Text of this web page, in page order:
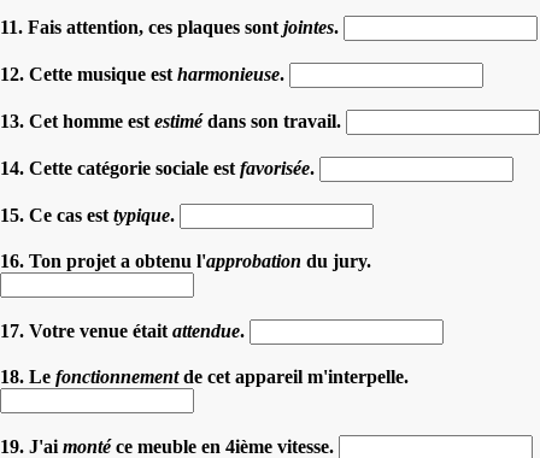
11. Fais attention, ces plaques sont jointes.
12. Cette musique est harmonieuse.
13. Cet homme est estimédans son travail.
14. Cette catégorie sociale est favorisée.
15. Ce cas est typique.
16. Ton projet a obtenu l'approbation du jury.
17. Votre venue était attendue.
18. Le fonctionnementde cet appareil m'interpelle.
19. J'ai montéce meuble en 4ième vitesse.